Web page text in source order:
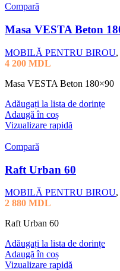
Compară
Masa VESTA Beton
MOBILĂ PENTRU BIROU,
4 200 MDL
Masa VESTA Beton 180×90
Adăugați la lista de dorințe
Adaugă în coș
Vizualizare rapidă
Compară
Raft Urban 60
MOBILĂ PENTRU BIROU,
2 880 MDL
Raft Urban 60
Adăugați la lista de dorințe
Adaugă în coș
Vizualizare rapidă